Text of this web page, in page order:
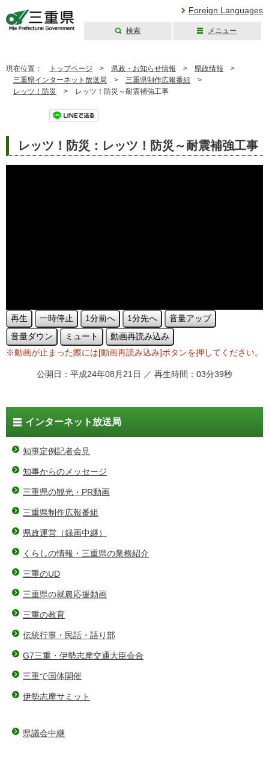
Foreign Languages
検索 メニュー
現在位置： トップページ > 県政・お知らせ情報 > 県政情報 >
三重県インターネット放送局 > 三重県制作広報番組
>
レッツ！防災
> レッツ！防災～耐震補強工事
レッツ！防災：レッツ！防災～耐震補強工事
再生 一時停止 1分前へ 1分先へ
音量アップ
音量ダウン
ミュート
動画再読み込み
※動画が止まった際には[動画再読み込み]ボタンを押してください。
公開日：平成24年08月21日 ／ 再生時間：03分39秒
インターネット放送局
知事定例記者会見
知事からのメッセージ
三重県の観光・PR動画
三重県制作広報番組
県政運営（録画中継）
くらしの情報・三重県の業務紹介
三重のUD
三重県の就農応援動画
三重の教育
伝統行事・民話・語り部
G7三重・伊勢志摩交通大臣会合
三重で国体開催
伊勢志摩サミット
県議会中継